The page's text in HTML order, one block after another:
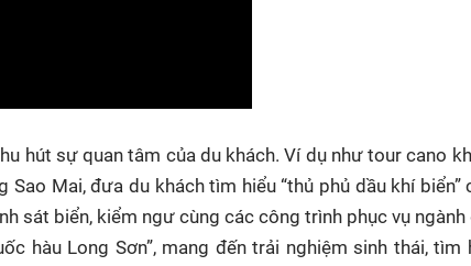
hút sự quan tâm của du khách. Ví dụ như tour cano
Sao Mai, đưa du khách tìm hiểu “thủ phủ dầu khí biển”
sát biển, kiểm ngư cùng các công trình phục vụ ngành
hàu Long Sơn”, mang đến trải nghiệm sinh thái, tìm